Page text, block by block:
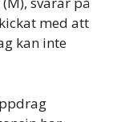
med att
kan inte